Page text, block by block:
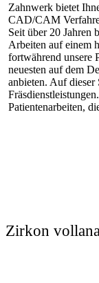
Zahnwerk bietet
CAD/CAM
Seit über 20 Jahren
Arbeiten auf einem
fortwährend unsere
neuesten auf dem
anbieten. Auf dieser
Patientenarbeiten,
Zirkon